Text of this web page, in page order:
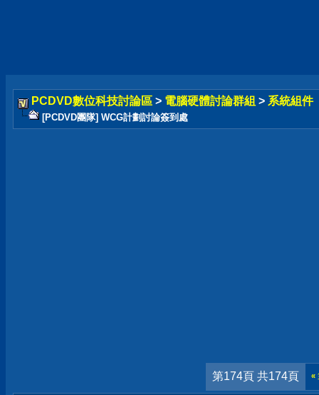
PCDVD數位科技討論區 > 電腦硬體討論群組 > 系統組件
[PCDVD團隊] WCG計劃討論簽到處
第174頁 共174頁 «